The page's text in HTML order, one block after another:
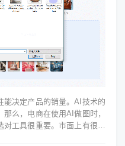
能决定产品的销量。AI技术的
么，电商在使用AI做图时，
工具很重要。市面上有很多